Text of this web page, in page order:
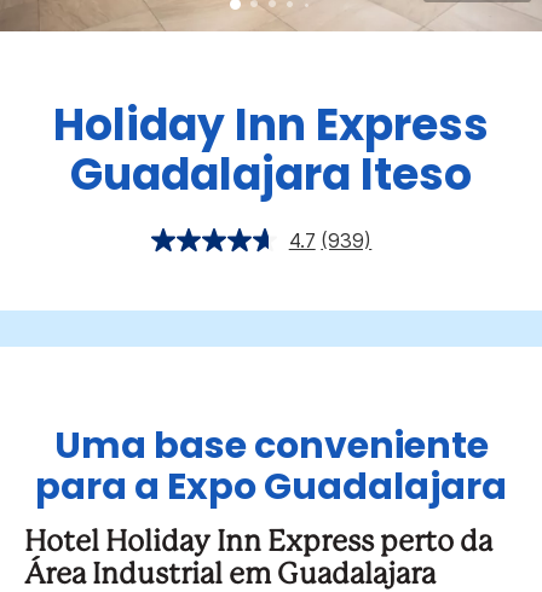
Holiday Inn Express
Guadalajara Iteso
4.7 (939)
Uma base conveniente
para a Expo Guadalajara
Hotel Holiday Inn Express perto da
Área Industrial em Guadalajara